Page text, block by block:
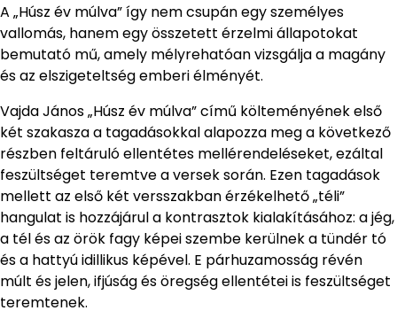
A „Húsz év múlva” így nem csupán egy személyes
vallomás, hanem egy összetett érzelmi állapotokat
bemutató mű, amely mélyrehatóan vizsgálja a magány
és az elszigeteltség emberi élményét.
Vajda János „Húsz év múlva” című költeményének első
két szakasza a tagadásokkal alapozza meg a következő
részben feltáruló ellentétes mellérendeléseket, ezáltal
feszültséget teremtve a versek során. Ezen tagadások
mellett az első két versszakban érzékelhető „téli”
hangulat is hozzájárul a kontrasztok kialakításához: a jég,
a tél és az örök fagy képei szembe kerülnek a tündér tó
és a hattyú idillikus képével. E párhuzamosság révén
múlt és jelen, ifjúság és öregség ellentétei is feszültséget
teremtenek.